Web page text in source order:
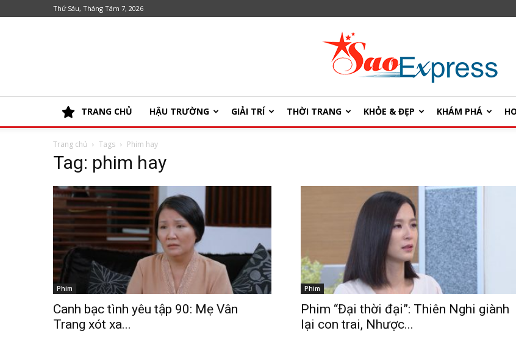
Thứ Sáu, Tháng Tám 7, 2026
SaoExpress
TRANG CHỦ HẬU TRƯỜNG GIẢI TRÍ THỜI TRANG KHỎE & ĐẸP KHÁM PHÁ
Trang chủ Tags Phim hay
Tag: phim hay
Phim
Canh bạc tình yêu tập 90: Mẹ Vân
Trang xót xa...
Phim
Phim “Đại thời đại”: Thiên Nghi giành
lại con trai, Nhược...